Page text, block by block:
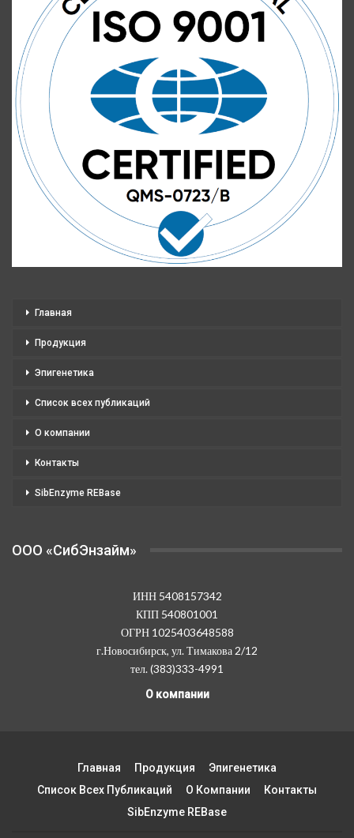
Главная
Продукция
Эпигенетика
Список всех публикаций
О компании
Контакты
SibEnzyme REBase
OOO «СибЭнзайм»
ИНН 5408157342
КПП 540801001
ОГРН 1025403648588
г.Новосибирск, ул. Тимакова 2/12
тел. (383)333-4991
О компании
Главная Продукция
Эпигенетика
Список Всех Публикаций
О Компании
Контакты
SibEnzyme REBase